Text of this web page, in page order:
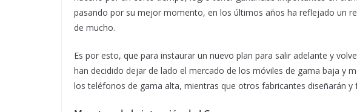
pasando por su mejor momento, en los últimos años ha reflejado un
de mucho.
Es por esto, que para instaurar un nuevo plan para salir adelante y
han decidido dejar de lado el mercado de los móviles de gama baja y
los teléfonos de gama alta, mientras que otros fabricantes diseñarán y